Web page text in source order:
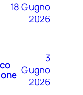
18 Giugno
2026
3
Giugno
2026